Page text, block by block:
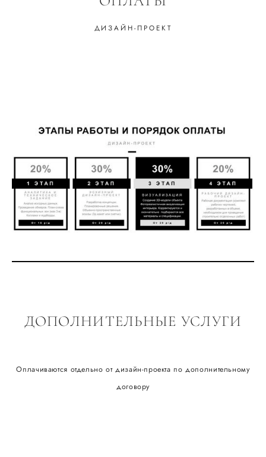
ДИЗАЙН-ПРОЕКТ
ДОПОЛНИТЕЛЬНЫЕ УСЛУГИ
Оплачиваются отдельно от дизайн-проекта по дополнительному
договору